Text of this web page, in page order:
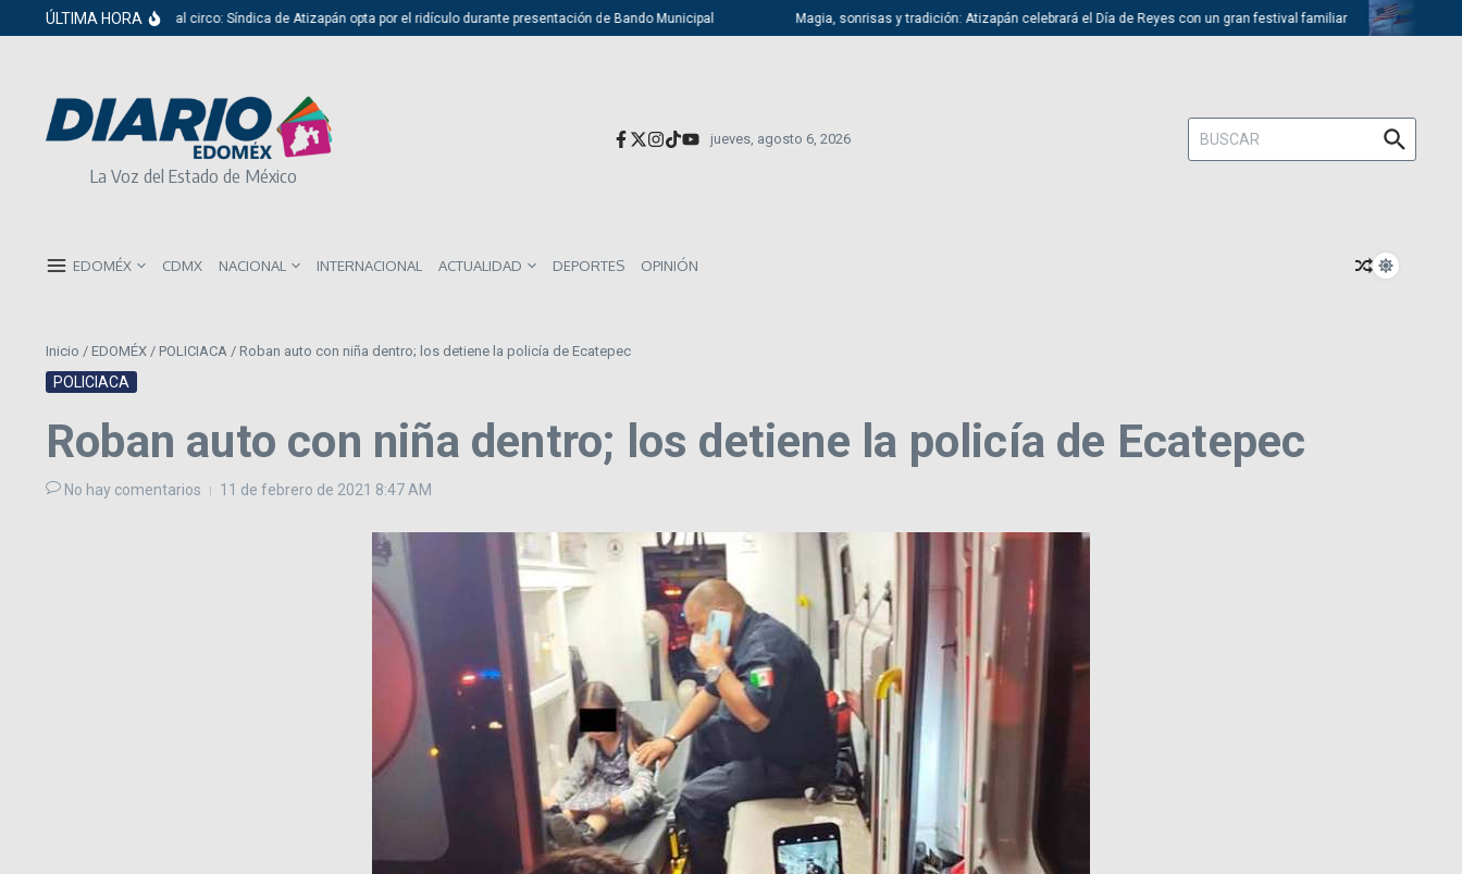
Saltar al contenido
ÚLTIMA HORA
Del cabildo al circo: Síndica de Atizapán opta por el ridículo durante presentación de Bando Municipal Magia, sonrisas y tradición: Atizapán celebrará el Día de Reyes con un gran festival familiar Trump
La Voz del Estado de México
jueves, agosto 6, 2026
Buscar:
EDOMÉX CDMX NACIONAL INTERNACIONAL ACTUALIDAD DEPORTES OPINIÓN
Inicio / EDOMÉX / POLICIACA / Roban auto con niña dentro; los detiene la policía de Ecatepec
POLICIACA
Roban auto con niña dentro; los detiene la policía de Ecatepec
No hay comentarios 11 de febrero de 2021 8:47 AM